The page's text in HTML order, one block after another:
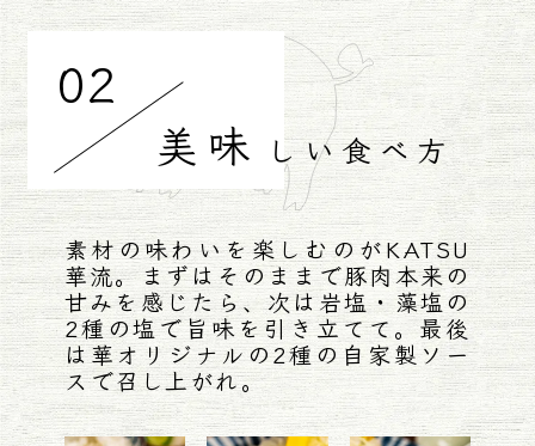
02
美味 しい食べ方
素材の味わいを楽しむのがKATSU
華流。まずはそのままで豚肉本来の
甘みを感じたら、次は岩塩・藻塩の
2種の塩で旨味を引き立てて。最後
は華オリジナルの2種の自家製ソー
スで召し上がれ。